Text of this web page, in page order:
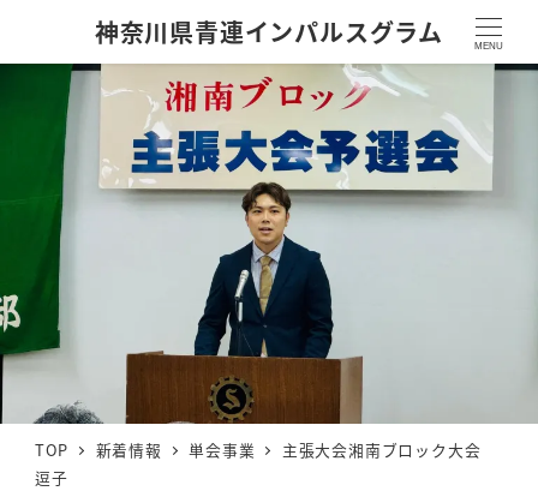
神奈川県青連インパルスグラム MENU
TOP 新着情報 単会事業
主張大会湘南ブロック大会
逗子